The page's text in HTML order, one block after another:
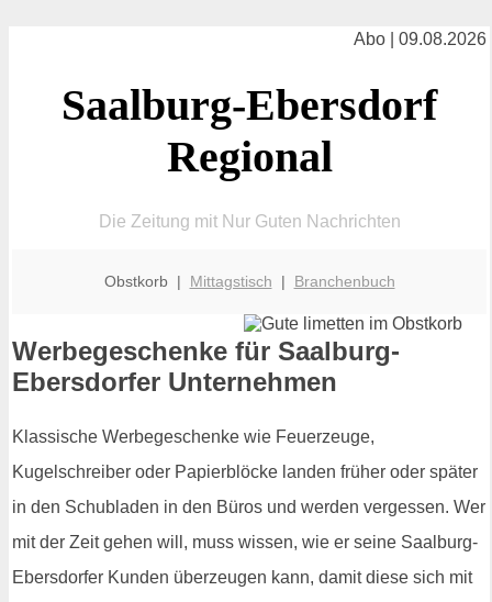
Abo | 09.08.2026
Saalburg-Ebersdorf
Regional
Die Zeitung mit Nur Guten Nachrichten
Obstkorb | Mittagstisch | Branchenbuch
Werbegeschenke für Saalburg-
Ebersdorfer Unternehmen
Klassische Werbegeschenke wie Feuerzeuge,
Kugelschreiber oder Papierblöcke landen früher oder später
in den Schubladen in den Büros und werden vergessen. Wer
mit der Zeit gehen will, muss wissen, wie er seine Saalburg-
Ebersdorfer Kunden überzeugen kann, damit diese sich mit